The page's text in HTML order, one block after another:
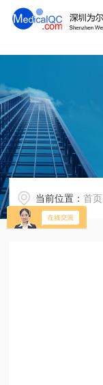
当前位置：首页